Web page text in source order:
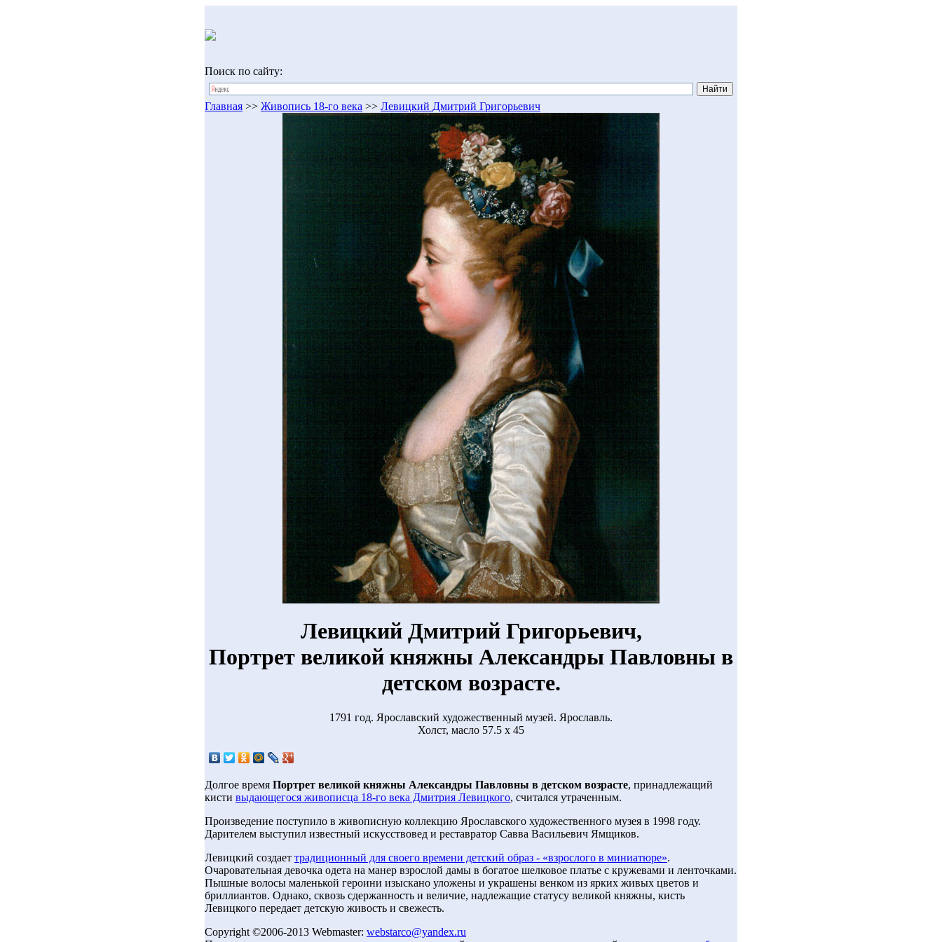
Поиск по сайту:
Главная >> Живопись 18-го века >> Левицкий Дмитрий Григорьевич
Левицкий Дмитрий Григорьевич,
Портрет великой княжны Александры Павловны в
детском возрасте.
1791 год. Ярославский художественный музей. Ярославль.
Холст, масло 57.5 х 45
Долгое время Портрет великой княжны Александры Павловны в детском возрасте, принадлежащий
кисти выдающегося живописца 18-го века Дмитрия Левицкого, считался утраченным.
Произведение поступило в живописную коллекцию Ярославского художественного музея в 1998 году.
Дарителем выступил известный искусствовед и реставратор Савва Васильевич Ямщиков.
Левицкий создает традиционный для своего времени детский образ - «взрослого в миниатюре».
Очаровательная девочка одета на манер взрослой дамы в богатое шелковое платье с кружевами и ленточками.
Пышные волосы маленькой героини изыскано уложены и украшены венком из ярких живых цветов и
бриллиантов. Однако, сквозь сдержанность и величие, надлежащие статусу великой княжны, кисть
Левицкого передает детскую живость и свежесть.
Copyright ©2006-2013 Webmaster: webstarco@yandex.ru